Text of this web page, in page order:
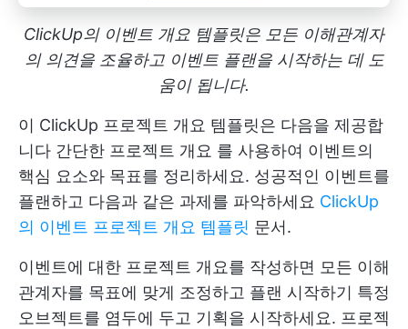
ClickUp의 이벤트 개요 템플릿은 모든 이해관계자
의 의견을 조율하고 이벤트 플랜을 시작하는 데 도
움이 됩니다.
이 ClickUp 프로젝트 개요 템플릿은 다음을 제공합
니다 간단한 프로젝트 개요 를 사용하여 이벤트의
핵심 요소와 목표를 정리하세요. 성공적인 이벤트를
플랜하고 다음과 같은 과제를 파악하세요 ClickUp
의 이벤트 프로젝트 개요 템플릿 문서.
이벤트에 대한 프로젝트 개요를 작성하면 모든 이해
관계자를 목표에 맞게 조정하고 플랜 시작하기 특정
오브젝트를 염두에 두고 기획을 시작하세요. 프로젝